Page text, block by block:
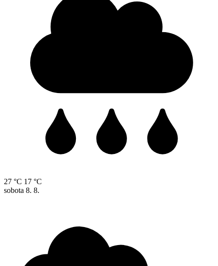
27 °C 17 °C
sobota 8. 8.